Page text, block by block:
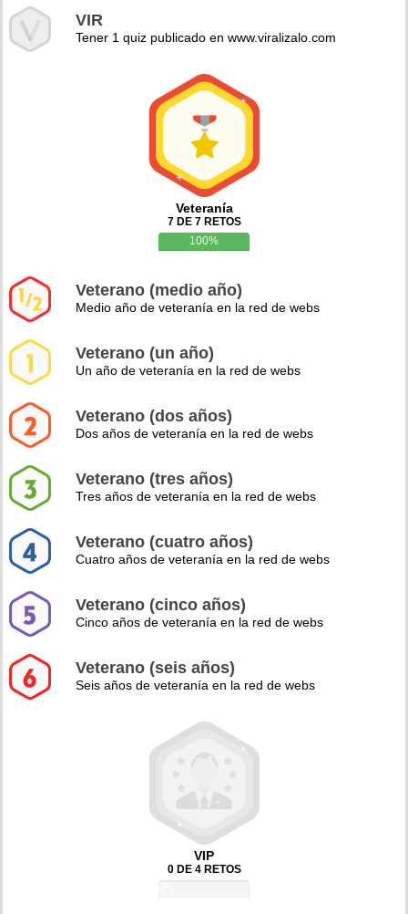
VIR
Tener 1 quiz publicado en www.viralizalo.com
Veteranía
7 DE 7 RETOS
100%
Veterano (medio año)
Medio año de veteranía en la red de webs
Veterano (un año)
Un año de veteranía en la red de webs
Veterano (dos años)
Dos años de veteranía en la red de webs
Veterano (tres años)
Tres años de veteranía en la red de webs
Veterano (cuatro años)
Cuatro años de veteranía en la red de webs
Veterano (cinco años)
Cinco años de veteranía en la red de webs
Veterano (seis años)
Seis años de veteranía en la red de webs
VIP
0 DE 4 RETOS